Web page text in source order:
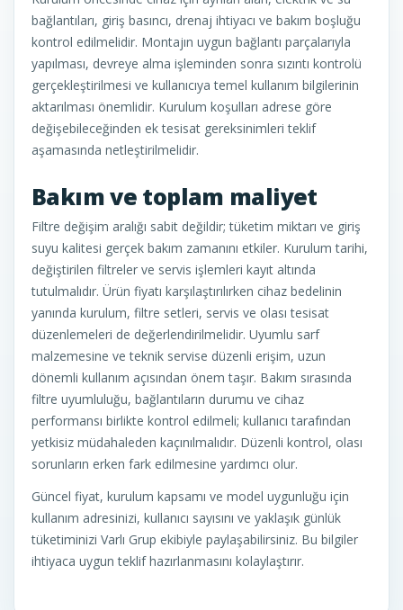
bağlantıları, giriş basıncı, drenaj ihtiyacı ve bakım boşluğu
kontrol edilmelidir. Montajın uygun bağlantı parçalarıyla
yapılması, devreye alma işleminden sonra sızıntı kontrolü
gerçekleştirilmesi ve kullanıcıya temel kullanım bilgilerinin
aktarılması önemlidir. Kurulum koşulları adrese göre
değişebileceğinden ek tesisat gereksinimleri teklif
aşamasında netleştirilmelidir.
Bakım ve toplam maliyet
Filtre değişim aralığı sabit değildir; tüketim miktarı ve giriş
suyu kalitesi gerçek bakım zamanını etkiler. Kurulum tarihi,
değiştirilen filtreler ve servis işlemleri kayıt altında
tutulmalıdır. Ürün fiyatı karşılaştırılırken cihaz bedelinin
yanında kurulum, filtre setleri, servis ve olası tesisat
düzenlemeleri de değerlendirilmelidir. Uyumlu sarf
malzemesine ve teknik servise düzenli erişim, uzun
dönemli kullanım açısından önem taşır. Bakım sırasında
filtre uyumluluğu, bağlantıların durumu ve cihaz
performansı birlikte kontrol edilmeli; kullanıcı tarafından
yetkisiz müdahaleden kaçınılmalıdır. Düzenli kontrol, olası
sorunların erken fark edilmesine yardımcı olur.
Güncel fiyat, kurulum kapsamı ve model uygunluğu için
kullanım adresinizi, kullanıcı sayısını ve yaklaşık günlük
tüketiminizi Varlı Grup ekibiyle paylaşabilirsiniz. Bu bilgiler
ihtiyaca uygun teklif hazırlanmasını kolaylaştırır.